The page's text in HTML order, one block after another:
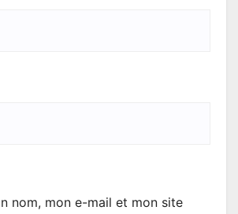
nom, mon e-mail et mon site